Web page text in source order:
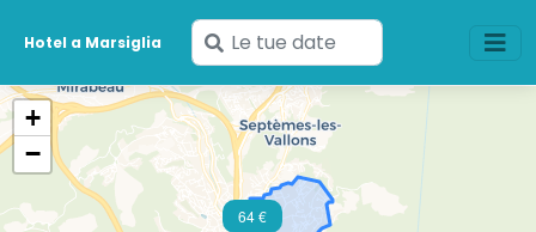
Hotel a Marsiglia
Inserisci
le
tue
date
64 €
+
−